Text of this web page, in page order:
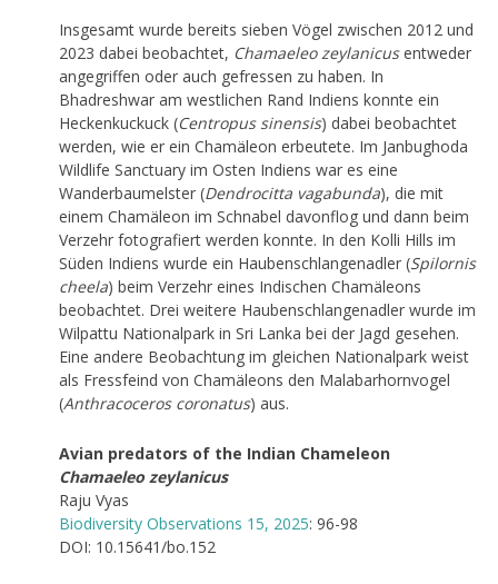
Insgesamt wurde bereits sieben Vögel zwischen 2012 und
2023 dabei beobachtet, Chamaeleo zeylanicusentweder
angegriffen oder auch gefressen zu haben. In
Bhadreshwar am westlichen Rand Indiens konnte ein
Heckenkuckuck (Centropus sinensis) dabei beobachtet
werden, wie er ein Chamäleon erbeutete. Im Janbughoda
Wildlife Sanctuary im Osten Indiens war es eine
Wanderbaumelster (Dendrocitta vagabunda), die mit
einem Chamäleon im Schnabel davonflog und dann beim
Verzehr fotografiert werden konnte. In den Kolli Hills im
Süden Indiens wurde ein Haubenschlangenadler (Spilornis
cheela) beim Verzehr eines Indischen Chamäleons
beobachtet. Drei weitere Haubenschlangenadler wurde im
Wilpattu Nationalpark in Sri Lanka bei der Jagd gesehen.
Eine andere Beobachtung im gleichen Nationalpark weist
als Fressfeind von Chamäleons den Malabarhornvogel
(Anthracoceros coronatus) aus.
Avian predators of the Indian Chameleon
Chamaeleo zeylanicus
Raju Vyas
Biodiversity Observations 15, 2025: 96-98
DOI: 10.15641/bo.152